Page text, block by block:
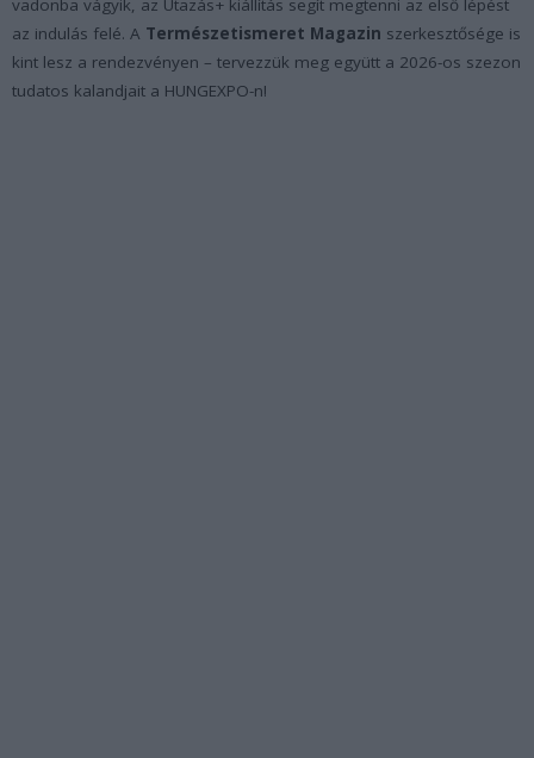
vadonba vágyik, az Utazás+ kiállítás segít megtenni az első lépést
az indulás felé. A Természetismeret Magazin szerkesztősége is
kint lesz a rendezvényen – tervezzük meg együtt a 2026-os szezon
tudatos kalandjait a HUNGEXPO-n!